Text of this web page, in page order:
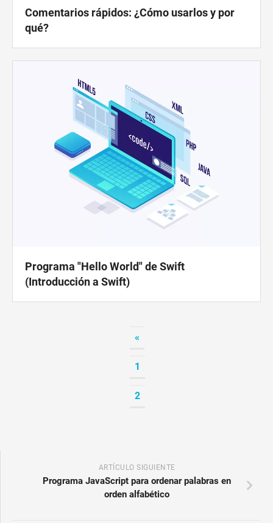
Tabla dinámica
Rápido
Comentarios rápidos: ¿Cómo usarlos y por
qué?
Programa "Hello World" de Swift
(Introducción a Swift)
«
1
2
ARTÍCULO SIGUIENTE
Programa JavaScript para ordenar palabras en
orden alfabético